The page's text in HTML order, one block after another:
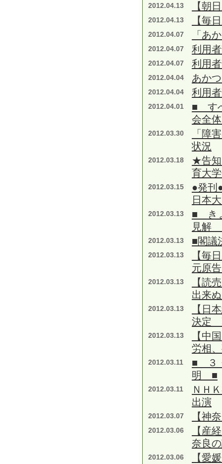
2012.04.13 【朝
2012.04.13 【毎
2012.04.07 「あ
2012.04.07 利用
2012.04.07 利用
2012.04.04 あか
2012.04.04 利用
2012.04.01
■ す
会全
2012.03.30
「障
状況
2012.03.18
★告
育大
2012.03.15
●発刊
日本
2012.03.13
■ き
見解
2012.03.13 ■閣議
2012.03.13
【毎
元原
2012.03.13
【読
出来
2012.03.13
【日
決定
2012.03.13
【中
労相
2012.03.11
■ ３
明 ■
2012.03.11
ＮＨ
出演
2012.03.07 【神
2012.03.06
【産
奈良
2012.03.06
【愛